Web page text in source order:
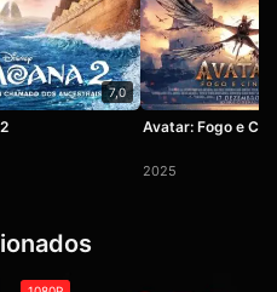
7,0
Avatar: Fogo e
2025